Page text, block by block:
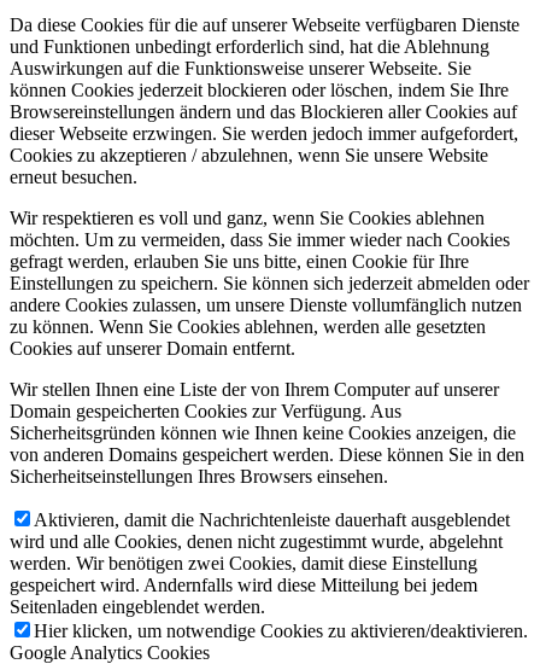
Da diese Cookies für die auf unserer Webseite verfügbaren Dienste
und Funktionen unbedingt erforderlich sind, hat die Ablehnung
Auswirkungen auf die Funktionsweise unserer Webseite. Sie
können Cookies jederzeit blockieren oder löschen, indem Sie Ihre
Browsereinstellungen ändern und das Blockieren aller Cookies auf
dieser Webseite erzwingen. Sie werden jedoch immer aufgefordert,
Cookies zu akzeptieren / abzulehnen, wenn Sie unsere Website
erneut besuchen.
Wir respektieren es voll und ganz, wenn Sie Cookies ablehnen
möchten. Um zu vermeiden, dass Sie immer wieder nach Cookies
gefragt werden, erlauben Sie uns bitte, einen Cookie für Ihre
Einstellungen zu speichern. Sie können sich jederzeit abmelden oder
andere Cookies zulassen, um unsere Dienste vollumfänglich nutzen
zu können. Wenn Sie Cookies ablehnen, werden alle gesetzten
Cookies auf unserer Domain entfernt.
Wir stellen Ihnen eine Liste der von Ihrem Computer auf unserer
Domain gespeicherten Cookies zur Verfügung. Aus
Sicherheitsgründen können wie Ihnen keine Cookies anzeigen, die
von anderen Domains gespeichert werden. Diese können Sie in den
Sicherheitseinstellungen Ihres Browsers einsehen.
Aktivieren, damit die Nachrichtenleiste dauerhaft ausgeblendet
wird und alle Cookies, denen nicht zugestimmt wurde, abgelehnt
werden. Wir benötigen zwei Cookies, damit diese Einstellung
gespeichert wird. Andernfalls wird diese Mitteilung bei jedem
Seitenladen eingeblendet werden.
Hier klicken, um notwendige Cookies zu aktivieren/deaktivieren.
Google Analytics Cookies